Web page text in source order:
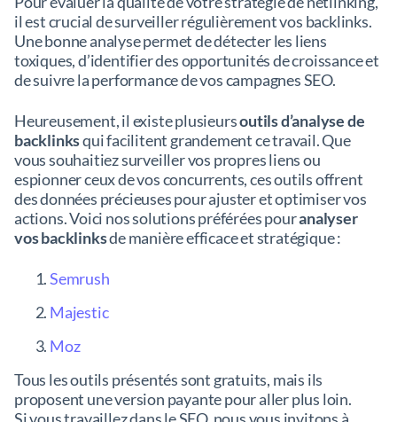
il est crucial de surveiller régulièrement vos backlinks.
Une bonne analyse permet de détecter les liens
toxiques, d’identifier des opportunités de croissance et
de suivre la performance de vos campagnes SEO.
Heureusement, il existe plusieursoutils d’analyse de
backlinksqui facilitent grandement ce travail. Que
vous souhaitiez surveiller vos propres liens ou
espionner ceux de vos concurrents, ces outils offrent
des données précieuses pour ajuster et optimiser vos
actions. Voici nos solutions préférées pouranalyser
vos backlinksde manière efficace et stratégique :
Semrush
Majestic
Moz
Tous les outils présentés sont gratuits, mais ils
proposent une version payante pour aller plus loin.